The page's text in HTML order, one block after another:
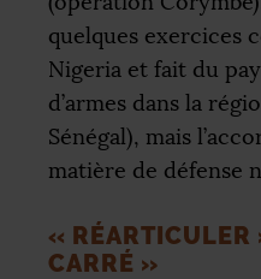
quelques exercices
Nigeria et fait du
d’armes dans la
Sénégal), mais
matière de défense
« RÉARTICULER
CARRÉ »